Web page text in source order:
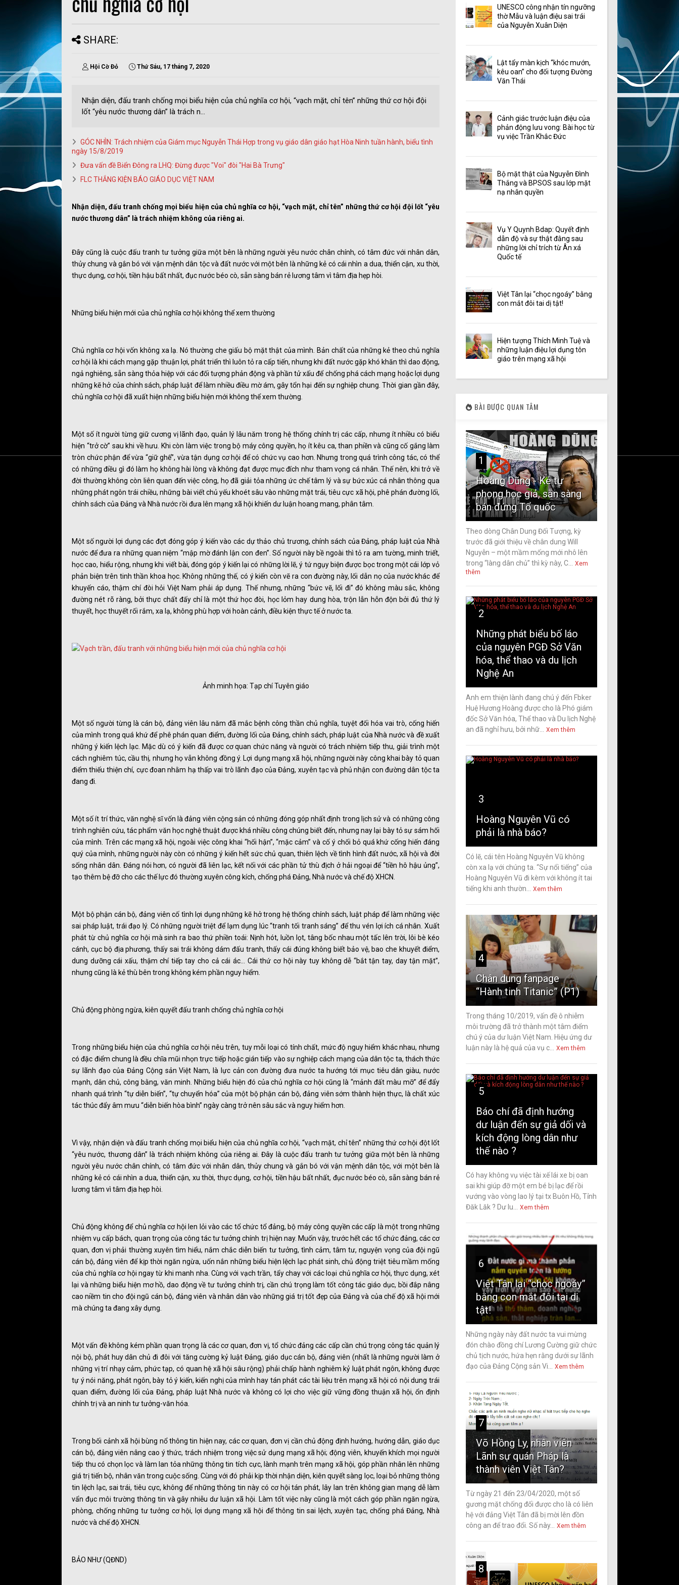
SHARE:
Hội Cờ Đỏ Thứ Sáu, 17 tháng 7, 2020
Nhận diện, đấu tranh chống mọi biểu hiện của chủ nghĩa cơ hội, “vạch mặt, chỉ tên” những thứ cơ hội đội
lốt “yêu nước thương dân” là trách n...
GÓC NHÌN: Trách nhiệm của Giám mục Nguyễn Thái Hợp trong vụ giáo dân giáo hạt Hòa Ninh tuần hành, biểu tình
ngày 15/8/2019
Đưa vấn đề Biển Đông ra LHQ: Đừng được "Voi" đòi "Hai Bà Trưng"
FLC THẮNG KIỆN BÁO GIÁO DỤC VIỆT NAM
Nhận diện, đấu tranh chống mọi biểu hiện của chủ nghĩa cơ hội, “vạch mặt, chỉ tên” những thứ cơ hội đội lốt “yêu
nước thương dân” là trách nhiệm không của riêng ai.
Đây cũng là cuộc đấu tranh tư tưởng giữa một bên là những người yêu nước chân chính, có tâm đức với nhân dân,
thủy chung và gắn bó với vận mệnh dân tộc và đất nước với một bên là những kẻ có cái nhìn a dua, thiển cận, xu thời,
thực dụng, cơ hội, tiền hậu bất nhất, đục nước béo cò, sẵn sàng bán rẻ lương tâm vì tâm địa hẹp hòi.
Những biểu hiện mới của chủ nghĩa cơ hội không thể xem thường
Chủ nghĩa cơ hội vốn không xa lạ. Nó thường che giấu bộ mặt thật của mình. Bản chất của những kẻ theo chủ nghĩa
cơ hội là khi cách mạng gặp thuận lợi, phát triển thì luôn tỏ ra cấp tiến, nhưng khi đất nước gặp khó khăn thì dao động,
ngả nghiêng, sẵn sàng thỏa hiệp với các đối tượng phản động và phần tử xấu để chống phá cách mạng hoặc lợi dụng
những kẽ hở của chính sách, pháp luật để làm nhiều điều mờ ám, gây tổn hại đến sự nghiệp chung. Thời gian gần đây,
chủ nghĩa cơ hội đã xuất hiện những biểu hiện mới không thể xem thường.
Một số ít người từng giữ cương vị lãnh đạo, quản lý lâu năm trong hệ thống chính trị các cấp, nhưng ít nhiều có biểu
hiện “trở cờ” sau khi về hưu. Khi còn làm việc trong bộ máy công quyền, họ ít kêu ca, than phiền và cũng cố gắng làm
tròn chức phận để vừa “giữ ghế”, vừa tận dụng cơ hội để có chức vụ cao hơn. Nhưng trong quá trình công tác, có thể
có những điều gì đó làm họ không hài lòng và không đạt được mục đích như tham vọng cá nhân. Thế nên, khi trở về
đời thường không còn liên quan đến việc công, họ đã giải tỏa những ức chế tâm lý và sự bức xúc cá nhân thông qua
những phát ngôn trái chiều, những bài viết chủ yếu khoét sâu vào những mặt trái, tiêu cực xã hội, phê phán đường lối,
chính sách của Đảng và Nhà nước rồi đưa lên mạng xã hội khiến dư luận hoang mang, phân tâm.
Một số người lợi dụng các đợt đóng góp ý kiến vào các dự thảo chủ trương, chính sách của Đảng, pháp luật của Nhà
nước để đưa ra những quan niệm “mập mờ đánh lận con đen”. Số người này bề ngoài thì tỏ ra am tường, minh triết,
học cao, hiểu rộng, nhưng khi viết bài, đóng góp ý kiến lại có những lời lẽ, ý tứ ngụy biện được bọc trong một cái lớp vỏ
phản biện trên tinh thần khoa học. Không những thế, có ý kiến còn vẽ ra con đường này, lối dẫn nọ của nước khác để
khuyến cáo, thậm chí đòi hỏi Việt Nam phải áp dụng. Thế nhưng, những “bức vẽ, lối đi” đó không màu sắc, không
đường nét rõ ràng, bởi thực chất đấy chỉ là một thứ học đòi, học lỏm hay dung hòa, trộn lẫn hỗn độn bởi đủ thứ lý
thuyết, học thuyết rối rắm, xa lạ, không phù hợp với hoàn cảnh, điều kiện thực tế ở nước ta.
Ảnh minh họa: Tạp chí Tuyên giáo
Một số người từng là cán bộ, đảng viên lâu năm đã mắc bệnh công thần chủ nghĩa, tuyệt đối hóa vai trò, cống hiến
của mình trong quá khứ để phê phán quan điểm, đường lối của Đảng, chính sách, pháp luật của Nhà nước và đề xuất
những ý kiến lệch lạc. Mặc dù có ý kiến đã được cơ quan chức năng và người có trách nhiệm tiếp thu, giải trình một
cách nghiêm túc, cầu thị, nhưng họ vẫn không đồng ý. Lợi dụng mạng xã hội, những người này công khai bày tỏ quan
điểm thiếu thiện chí, cực đoan nhằm hạ thấp vai trò lãnh đạo của Đảng, xuyên tạc và phủ nhận con đường dân tộc ta
đang đi.
Một số ít trí thức, văn nghệ sĩ vốn là đảng viên cộng sản có những đóng góp nhất định trong lịch sử và có những công
trình nghiên cứu, tác phẩm văn học nghệ thuật được khá nhiều công chúng biết đến, nhưng nay lại bày tỏ sự sám hối
của mình. Trên các mạng xã hội, ngoài việc công khai “hối hận”, “mặc cảm” và cố ý chối bỏ quá khứ cống hiến đáng
quý của mình, những người này còn có những ý kiến hết sức chủ quan, thiên lệch về tình hình đất nước, xã hội và đời
sống nhân dân. Đáng nói hơn, có người đã liên lạc, kết nối với các phần tử thù địch ở hải ngoại để “tiền hô hậu ủng”,
tạo thêm bệ đỡ cho các thế lực đó thường xuyên công kích, chống phá Đảng, Nhà nước và chế độ XHCN.
Một bộ phận cán bộ, đảng viên cố tình lợi dụng những kẽ hở trong hệ thống chính sách, luật pháp để làm những việc
sai pháp luật, trái đạo lý. Có những người triệt để lạm dụng lúc “tranh tối tranh sáng” để thu vén lợi ích cá nhân. Xuất
phát từ chủ nghĩa cơ hội mà sinh ra bao thứ phiền toái: Nịnh hót, luồn lọt, tâng bốc nhau một tấc lên trời, lôi bè kéo
cánh, cục bộ địa phương, thấy sai trái không dám đấu tranh, thấy cái đúng không biết bảo vệ, bao che khuyết điểm,
dung dưỡng cái xấu, thậm chí tiếp tay cho cả cái ác… Cái thứ cơ hội này tuy không dễ “bắt tận tay, day tận mặt”,
nhưng cũng là kẻ thù bên trong không kém phần nguy hiểm.
Chủ động phòng ngừa, kiên quyết đấu tranh chống chủ nghĩa cơ hội
Trong những biểu hiện của chủ nghĩa cơ hội nêu trên, tuy mỗi loại có tính chất, mức độ nguy hiểm khác nhau, nhưng
có đặc điểm chung là đều chĩa mũi nhọn trực tiếp hoặc gián tiếp vào sự nghiệp cách mạng của dân tộc ta, thách thức
sự lãnh đạo của Đảng Cộng sản Việt Nam, là lực cản con đường đưa nước ta hướng tới mục tiêu dân giàu, nước
mạnh, dân chủ, công bằng, văn minh. Những biểu hiện đó của chủ nghĩa cơ hội cũng là “mảnh đất màu mỡ” để đẩy
nhanh quá trình “tự diễn biến”, “tự chuyển hóa” của một bộ phận cán bộ, đảng viên sớm thành hiện thực, là chất xúc
tác thúc đẩy âm mưu “diễn biến hòa bình” ngày càng trở nên sâu sắc và nguy hiểm hơn.
Vì vậy, nhận diện và đấu tranh chống mọi biểu hiện của chủ nghĩa cơ hội, “vạch mặt, chỉ tên” những thứ cơ hội đột lốt
“yêu nước, thương dân” là trách nhiệm không của riêng ai. Đây là cuộc đấu tranh tư tưởng giữa một bên là những
người yêu nước chân chính, có tâm đức với nhân dân, thủy chung và gắn bó với vận mệnh dân tộc, với một bên là
những kẻ có cái nhìn a dua, thiển cận, xu thời, thực dụng, cơ hội, tiền hậu bất nhất, đục nước béo cò, sẵn sàng bán rẻ
lương tâm vì tâm địa hẹp hòi.
Chủ động không để chủ nghĩa cơ hội len lỏi vào các tổ chức tổ đảng, bộ máy công quyền các cấp là một trong những
nhiệm vụ cấp bách, quan trọng của công tác tư tưởng chính trị hiện nay. Muốn vậy, trước hết các tổ chức đảng, các cơ
quan, đơn vị phải thường xuyên tìm hiểu, nắm chắc diễn biến tư tưởng, tình cảm, tâm tư, nguyện vọng của đội ngũ
cán bộ, đảng viên để kịp thời ngăn ngừa, uốn nắn những biểu hiện lệch lạc phát sinh, chủ động triệt tiêu mầm mống
của chủ nghĩa cơ hội ngay từ khi manh nha. Cùng với vạch trần, tẩy chay với các loại chủ nghĩa cơ hội, thực dụng, xét
lại và những biểu hiện mơ hồ, dao động về tư tưởng chính trị, cần chú trọng làm tốt công tác giáo dục, bồi đắp nâng
cao niềm tin cho đội ngũ cán bộ, đảng viên và nhân dân vào những giá trị tốt đẹp của Đảng và của chế độ xã hội mới
mà chúng ta đang xây dựng.
Một vấn đề không kém phần quan trọng là các cơ quan, đơn vị, tổ chức đảng các cấp cần chú trọng công tác quản lý
nội bộ, phát huy dân chủ đi đôi với tăng cường kỷ luật Đảng, giáo dục cán bộ, đảng viên (nhất là những người làm ở
những vị trí nhạy cảm, phức tạp, có quan hệ xã hội sâu rộng) phải chấp hành nghiêm kỷ luật phát ngôn, không được
tự ý nói năng, phát ngôn, bày tỏ ý kiến, kiến nghị của mình hay tán phát các tài liệu trên mạng xã hội có nội dung trái
quan điểm, đường lối của Đảng, pháp luật Nhà nước và không có lợi cho việc giữ vững đồng thuận xã hội, ổn định
chính trị và an ninh tư tưởng-văn hóa.
Trong bối cảnh xã hội bùng nổ thông tin hiện nay, các cơ quan, đơn vị cần chủ động định hướng, hướng dẫn, giáo dục
cán bộ, đảng viên nâng cao ý thức, trách nhiệm trong việc sử dụng mạng xã hội; động viên, khuyến khích mọi người
tiếp thu có chọn lọc và làm lan tỏa những thông tin tích cực, lành mạnh trên mạng xã hội, góp phần nhân lên những
giá trị tiến bộ, nhân văn trong cuộc sống. Cùng với đó phải kịp thời nhận diện, kiên quyết sàng lọc, loại bỏ những thông
tin lệch lạc, sai trái, tiêu cực, không để những thông tin này có cơ hội tán phát, lây lan trên không gian mạng dễ làm
vẩn đục môi trường thông tin và gây nhiễu dư luận xã hội. Làm tốt việc này cũng là một cách góp phần ngăn ngừa,
phòng, chống những tư tưởng cơ hội, lợi dụng mạng xã hội để thông tin sai lệch, xuyên tạc, chống phá Đảng, Nhà
nước và chế độ XHCN.
BẢO NHƯ (QĐND)
UNESCO công nhận tín ngưỡng
thờ Mẫu và luận điệu sai trái
của Nguyễn Xuân Diện
Lật tẩy màn kịch “khóc mướn,
kêu oan” cho đối tượng Đường
Văn Thái
Cảnh giác trước luận điệu của
phản động lưu vong: Bài học từ
vụ việc Trần Khắc Đức
Bộ mặt thật của Nguyễn Đình
Thắng và BPSOS sau lớp mặt
nạ nhân quyền
Vụ Y Quynh Bdap: Quyết định
dẫn độ và sự thật đằng sau
những lời chỉ trích từ Ân xá
Quốc tế
Việt Tân lại “chọc ngoáy” bằng
con mắt đôi tai dị tật!
Hiện tượng Thích Minh Tuệ và
những luận điệu lợi dụng tôn
giáo trên mạng xã hội
BÀI ĐƯỢC QUAN TÂM
1
Hoàng Dũng - Kẻ tự
phong học giả, sẵn sàng
bán đứng Tổ quốc
Theo dòng Chân Dung Đối Tượng, kỳ
trước đã giới thiệu về chân dung Will
Nguyễn – một mầm mống mới nhô lên
trong “làng dân chủ” thì kỳ này, C...
Xem
thêm
2
Những phát biểu bố láo
của nguyên PGĐ Sở Văn
hóa, thể thao và du lịch
Nghệ An
Anh em thiện lành đang chú ý đến Fbker
Huệ Hương Hoàng được cho là Phó giám
đốc Sở Văn hóa, Thể thao và Du lịch Nghệ
an đã nghỉ hưu, bởi nhữ...
Xem thêm
3
Hoàng Nguyên Vũ có
phải là nhà báo?
Có lẽ, cái tên Hoàng Nguyên Vũ không
còn xa lạ với chúng ta. “Sự nổi tiếng” của
Hoàng Nguyên Vũ đi kèm với không ít tai
tiếng khi anh thườn...
Xem thêm
4
Chân dung fanpage
“Hành tinh Titanic” (P1)
Trong tháng 10/2019, vấn đề ô nhiễm
môi trường đã trở thành một tâm điểm
chú ý của dư luận Việt Nam. Hiệu ứng dư
luận này là hệ quả của vụ c...
Xem thêm
5
Báo chí đã định hướng
dư luận đến sự giả dối và
kích động lòng dân như
thế nào ?
Có hay không vụ việc tài xế lái xe bị oan
sai khi giúp đỡ một em bé bị lạc để rồi
vướng vào vòng lao lý tại tx Buôn Hồ, Tỉnh
Đăk Lăk ? Dư lu...
Xem thêm
6
Việt Tân lại “chọc ngoáy”
bằng con mắt đôi tai dị
tật!
Những ngày này đất nước ta vui mừng
đón chào đồng chí Lương Cường giữ chức
chủ tịch nước, hứa hẹn rằng dưới sự lãnh
đạo của Đảng Cộng sản Vi...
Xem thêm
7
Võ Hồng Ly, nhân viên
Lãnh sự quán Pháp là
thành viên Việt Tân?
Từ ngày 21 đến 23/04/2020, một số
gương mặt chống đối được cho là có liên
hệ với đảng Việt Tân đã bị mời lên đồn
công an để trao đổi. Số này...
Xem thêm
8